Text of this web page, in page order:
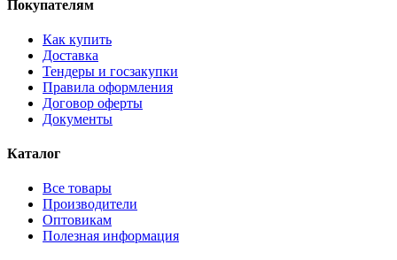
Покупателям
Как купить
Доставка
Тендеры и госзакупки
Правила оформления
Договор оферты
Документы
Каталог
Все товары
Производители
Оптовикам
Полезная информация